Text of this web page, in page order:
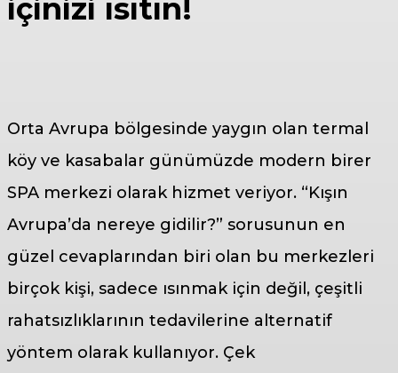
içinizi ısıtın!
Orta Avrupa bölgesinde yaygın olan termal
köy ve kasabalar günümüzde modern birer
SPA merkezi olarak hizmet veriyor. “Kışın
Avrupa’da nereye gidilir?” sorusunun en
güzel cevaplarından biri olan bu merkezleri
birçok kişi, sadece ısınmak için değil, çeşitli
rahatsızlıklarının tedavilerine alternatif
yöntem olarak kullanıyor. Çek